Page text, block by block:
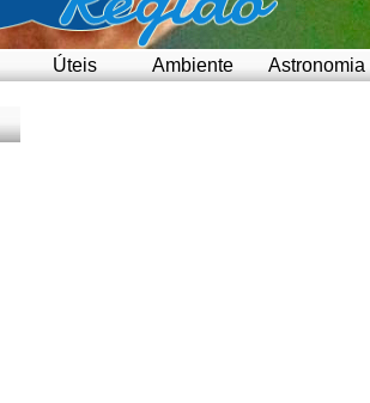
Úteis Ambiente Astronomia